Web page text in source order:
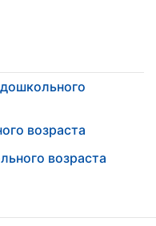
возраста
возраста